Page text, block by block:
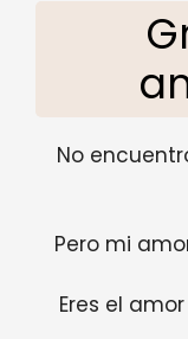
No
Pero mi
Eres el